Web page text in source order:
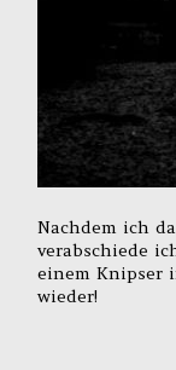
Nachdem ich
verabschiede
einem Knipser
wieder!